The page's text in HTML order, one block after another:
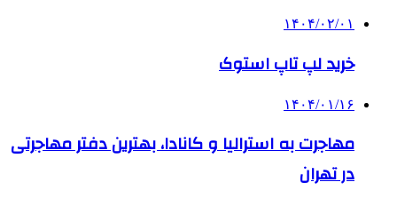
۱۴۰۴/۰۲/۰۱
خرید لپ تاپ استوک
۱۴۰۴/۰۱/۱۶
مهاجرت به استرالیا و کانادا، بهترین دفتر مهاجرتی
در تهران